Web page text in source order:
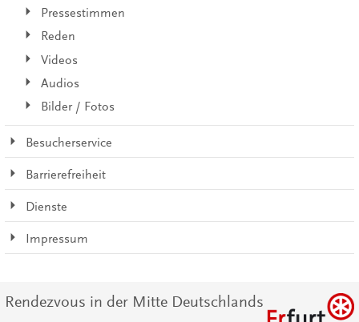
Pressestimmen
Reden
Videos
Audios
Bilder / Fotos
Besucherservice
Barrierefreiheit
Dienste
Impressum
Rendezvous in der Mitte Deutschlands